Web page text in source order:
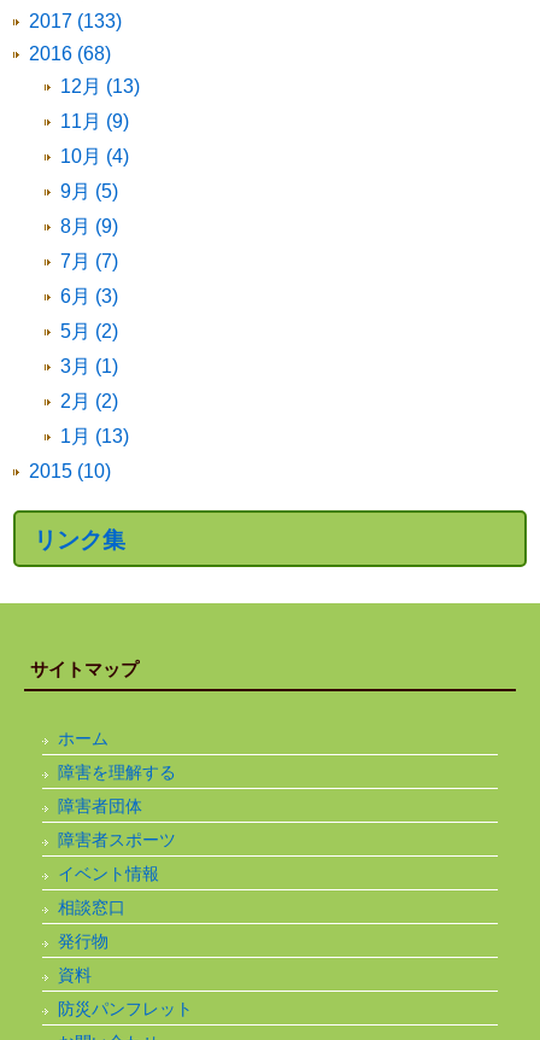
2017 (133)
2016 (68)
12月 (13)
11月 (9)
10月 (4)
9月 (5)
8月 (9)
7月 (7)
6月 (3)
5月 (2)
3月 (1)
2月 (2)
1月 (13)
2015 (10)
リンク集
サイトマップ
ホーム
障害を理解する
障害者団体
障害者スポーツ
イベント情報
相談窓口
発行物
資料
防災パンフレット